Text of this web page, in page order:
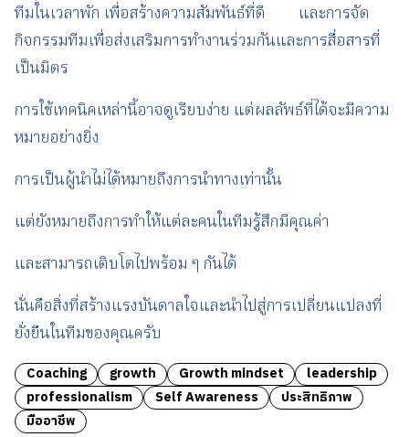
ทีมในเวลาพัก เพื่อสร้างความสัมพันธ์ที่ดี และการจัด
กิจกรรมทีมเพื่อส่งเสริมการทำงานร่วมกันและการสื่อสารที่
เป็นมิตร
การใช้เทคนิคเหล่านี้อาจดูเรียบง่าย แต่ผลลัพธ์ที่ได้จะมีความ
หมายอย่างยิ่ง
การเป็นผู้นำไม่ได้หมายถึงการนำทางเท่านั้น
แต่ยังหมายถึงการทำให้แต่ละคนในทีมรู้สึกมีคุณค่า
และสามารถเติบโตไปพร้อม ๆ กันได้
นั่นคือสิ่งที่สร้างแรงบันดาลใจและนำไปสู่การเปลี่ยนแปลงที่
ยั่งยืนในทีมของคุณครับ
Coaching growth Growth mindset
leadership
professionalism
Self Awareness
ประสิทธิภาพ
มืออาชีพ